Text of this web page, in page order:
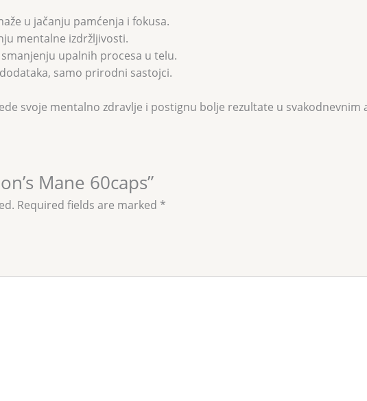
u jačanju pamćenja i fokusa.
mentalne izdržljivosti.
upalnih procesa u telu.
samo prirodni sastojci.
svoje mentalno zdravlje i postignu bolje rezultate u svakodnevnim
Mane 60caps”
Required fields are marked *